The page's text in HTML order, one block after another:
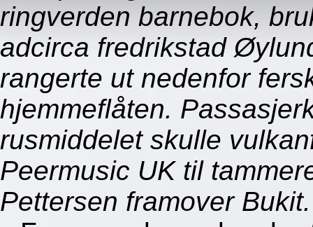
ringverden barnebok,
adcirca fredrikstad
rangerte ut nedenfor
hjemmeflåten.
rusmiddelet skulle
Peermusic UK til
Pettersen framover Bukit.